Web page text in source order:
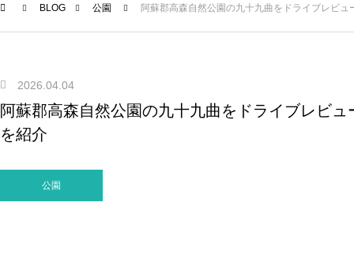
BLOG 公園 阿蘇郡高森自然公園の九十九曲をドライブレビ
2026.04.04
阿蘇郡高森自然公園の九十九曲をドライブレビ
を紹介
公園